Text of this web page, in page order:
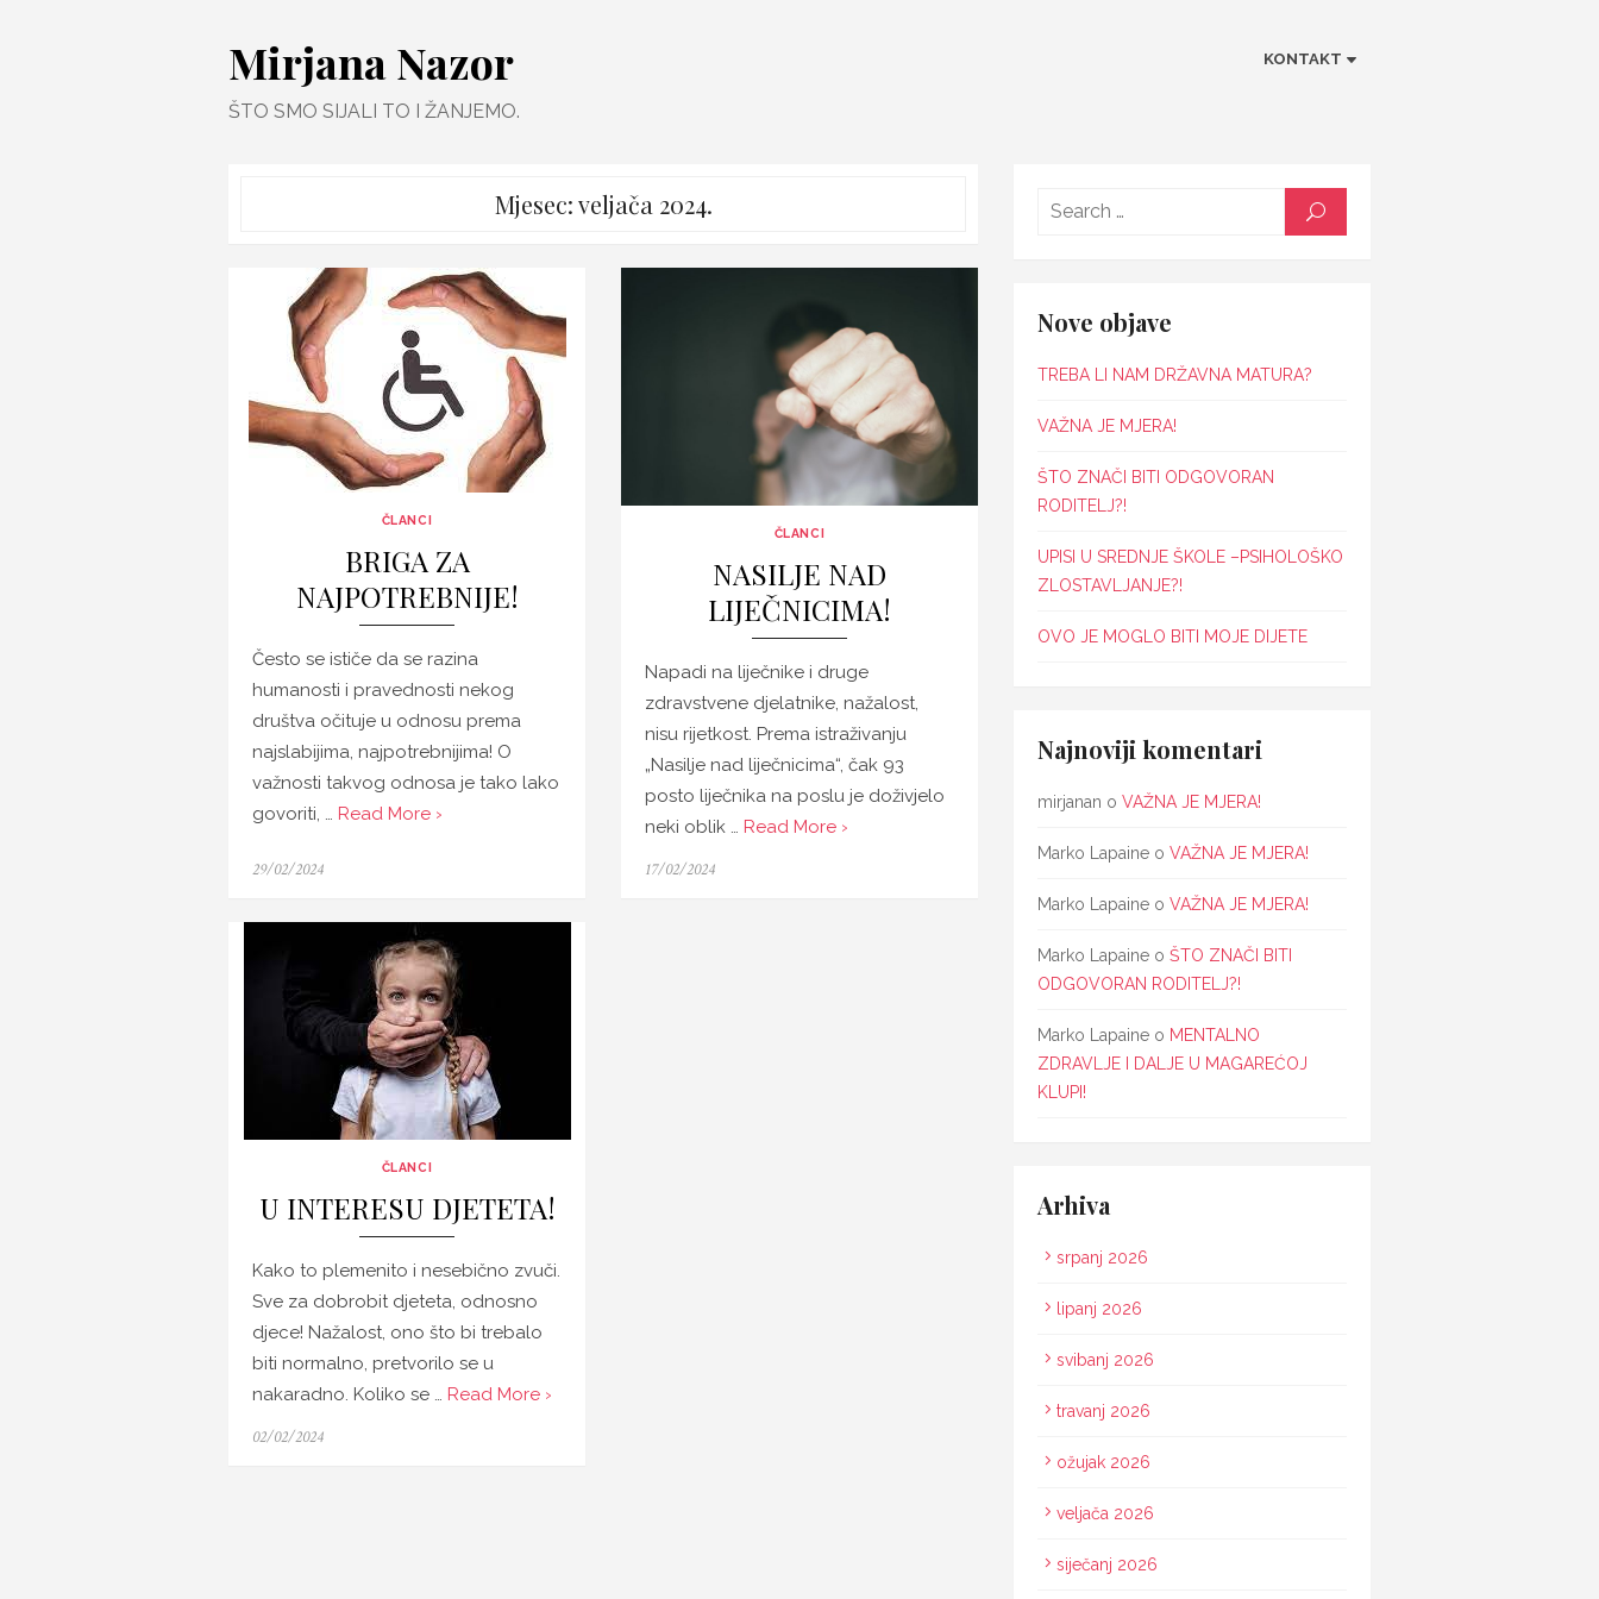
Mirjana Nazor
ŠTO SMO SIJALI TO I ŽANJEMO.
KONTAKT
Mjesec:veljača 2024.
ČLANCI
BRIGA ZA
NAJPOTREBNIJE!
Često se ističe da se razina
humanosti i pravednosti nekog
društva očituje u odnosu prema
najslabijima, najpotrebnijima! O
važnosti takvog odnosa je tako lako
govoriti, … Read More ›
Posted
29/02/2024
ČLANCI
NASILJE NAD
LIJEČNICIMA!
Napadi na liječnike i druge
zdravstvene djelatnike, nažalost,
nisu rijetkost. Prema istraživanju
„Nasilje nad liječnicima“, čak 93
posto liječnika na poslu je doživjelo
neki oblik … Read More ›
Posted
17/02/2024
ČLANCI
U INTERESU DJETETA!
Kako to plemenito i nesebično zvuči.
Sve za dobrobit djeteta, odnosno
djece! Nažalost, ono što bi trebalo
biti normalno, pretvorilo se u
nakaradno. Koliko se … Read More ›
Posted
02/02/2024
SEARCH
Nove objave
TREBA LI NAM DRŽAVNA MATURA?
VAŽNA JE MJERA!
ŠTO ZNAČI BITI ODGOVORAN
RODITELJ?!
UPISI U SREDNJE ŠKOLE –PSIHOLOŠKO
ZLOSTAVLJANJE?!
OVO JE MOGLO BITI MOJE DIJETE
Najnoviji komentari
mirjanan o VAŽNA JE MJERA!
Marko Lapaine o VAŽNA JE MJERA!
Marko Lapaine o VAŽNA JE MJERA!
Marko Lapaine o ŠTO ZNAČI BITI
ODGOVORAN RODITELJ?!
Marko Lapaine o MENTALNO
ZDRAVLJE I DALJE U MAGAREĆOJ
KLUPI!
Arhiva
srpanj 2026
lipanj 2026
svibanj 2026
travanj 2026
ožujak 2026
veljača 2026
siječanj 2026